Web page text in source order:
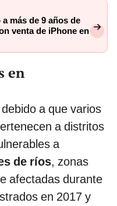
más de 9 años de
venta de iPhone en
en
a que varios
a distritos
a
de ríos, zonas
afectadas durante
en 2017 y